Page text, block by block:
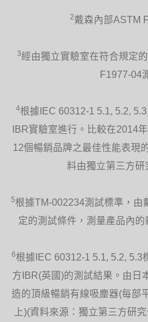
遠、更快速地在房間中流通，節省電
全新Dyson Hot + Cool™涼暖氣流倍
無外露發熱元件，不會產生灰塵燒焦
味。備有自動斷電功能及Air
流倍增技術，沒有可見的轉動葉片，
適合夜間使用
Dyson Hot+Cool™涼暖氣流倍增器配
能恆溫器，能在您睡眠時保持設定溫
您亦可以利用內建睡眠定時功能調效
關機時間。唯一榮獲安靜標準獎項的涼
氣流倍增器能讓您安寢無憂。
2戴森內部ASTM
3經由獨立實驗室在符合規定
F1977-04
4根據IEC 60312-1 5.1, 5.2,
IBR實驗室進行。比較在2014
12個暢銷品牌之最佳性能表現
料由獨立第三方研
5根據TM-002234測試標準，由
定的測試條件，測量產品內的
6根據IEC 60312-1 5.1, 5.2, 5.3
方IBR(英國)的測試結果。由日
造的頂級暢銷有線吸塵器(每部
上)(資料來源：獨立第三方研